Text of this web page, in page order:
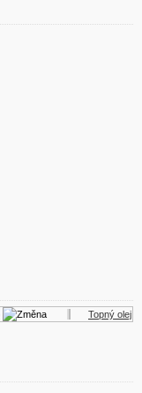
Topný olej